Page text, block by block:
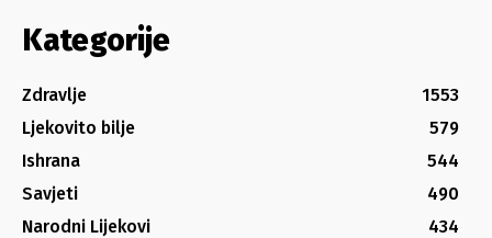
Kategorije
Zdravlje
1553
Ljekovito bilje
579
Ishrana
544
Savjeti
490
Narodni Lijekovi
434